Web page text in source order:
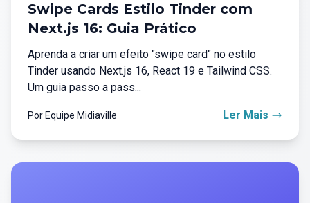
Swipe Cards Estilo Tinder com
Next.js 16: Guia Prático
Aprenda a criar um efeito "swipe card" no estilo
Tinder usando Next.js 16, React 19 e Tailwind CSS.
Um guia passo a pass...
Por Equipe Midiaville Ler Mais